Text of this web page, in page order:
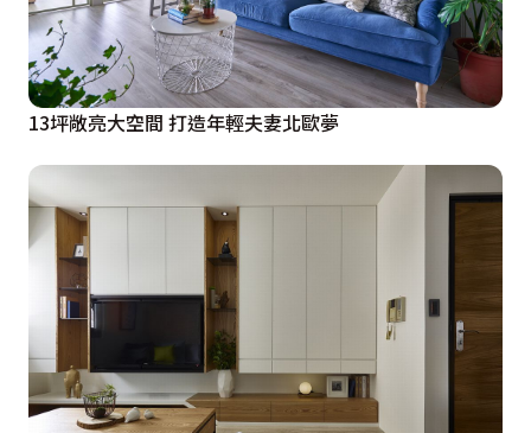
13坪敞亮大空間 打造年輕夫妻北歐夢